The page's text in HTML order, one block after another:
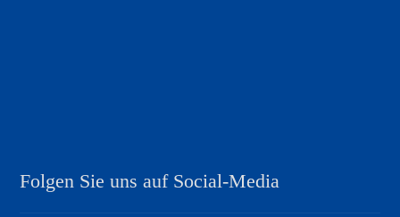
Folgen Sie uns auf Social-Media